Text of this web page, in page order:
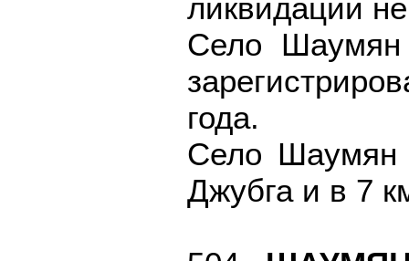
ликвидации
Село Шаумян
года.
Село Шаумян
Джубга и в 7